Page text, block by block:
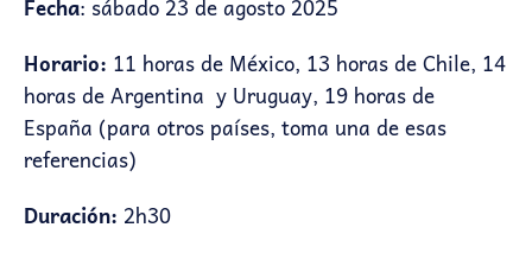
Fecha: sábado 23 de agosto 2025
Horario: 11 horas de México, 13 horas de Chile, 14
horas de Argentina y Uruguay, 19 horas de
España (para otros países, toma una de esas
referencias)
Duración: 2h30